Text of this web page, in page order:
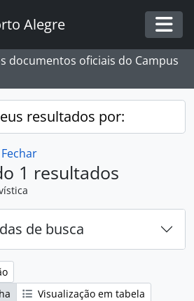
Alegre
documentos oficiais do Campus
resultados por:
Fechar
1 resultados
de busca
Visualização em tabela